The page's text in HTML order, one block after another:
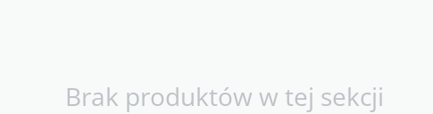
Brak produktów w tej sekcji